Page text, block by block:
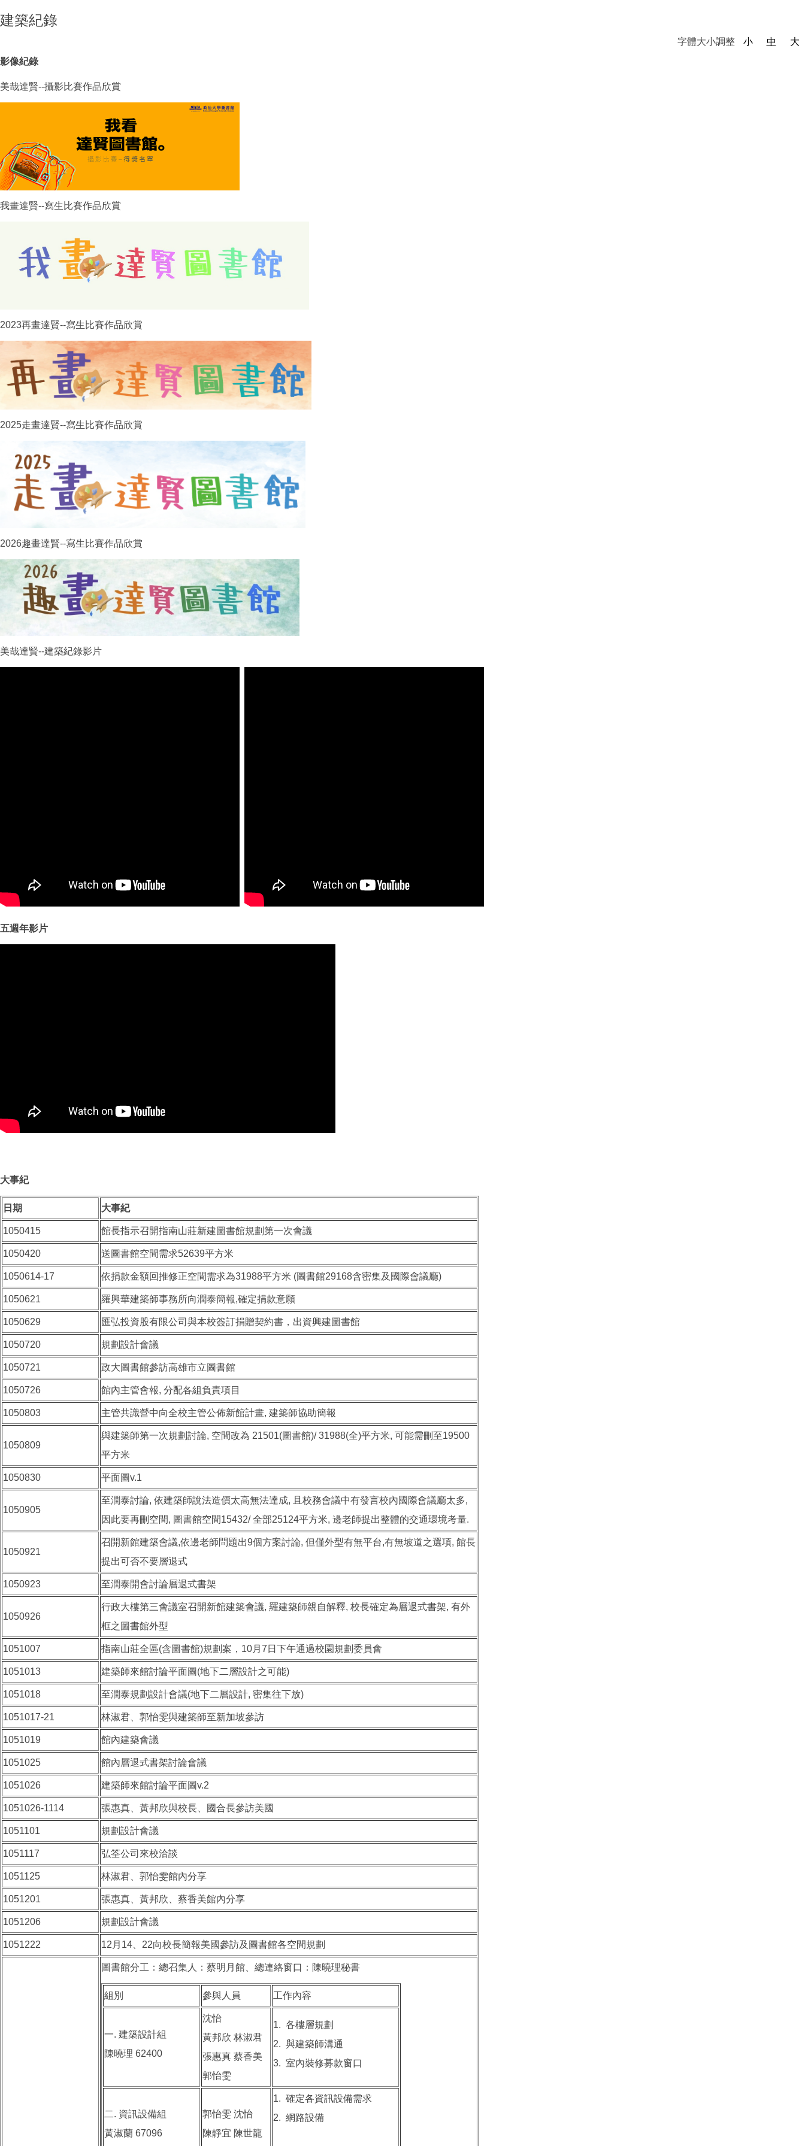
建築紀錄
字體大小調整 小 中
大
影像紀錄
美哉達賢--攝影比賽作品欣賞
我畫達賢--寫生比賽作品欣賞
2023再畫達賢--寫生比賽作品欣賞
2025走畫達賢--寫生比賽作品欣賞
2026趣畫達賢--寫生比賽作品欣賞
美哉達賢--建築紀錄影片
五週年影片
大事紀
日期 大事紀
1050415 館長指示召開指南山莊新建圖書館規劃第一次會議
1050420 送圖書館空間需求52639平方米
1050614-17 依捐款金額回推修正空間需求為31988平方米 (圖書館29168含密集及國際會議廳)
1050621 羅興華建築師事務所向潤泰簡報,確定捐款意願
1050629 匯弘投資股有限公司與本校簽訂捐贈契約書，出資興建圖書館
1050720 規劃設計會議
1050721 政大圖書館參訪高雄市立圖書館
1050726 館內主管會報, 分配各組負責項目
1050803 主管共識營中向全校主管公佈新館計畫, 建築師協助簡報
1050809
與建築師第一次規劃討論, 空間改為 21501(圖書館)/ 31988(全)平方米, 可能需刪至19500
平方米
1050830 平面圖v.1
1050905
至潤泰討論, 依建築師說法造價太高無法達成, 且校務會議中有發言校內國際會議廳太多,
因此要再刪空間, 圖書館空間15432/ 全部25124平方米, 邊老師提出整體的交通環境考量.
1050921
召開新館建築會議,依邊老師問題出9個方案討論, 但僅外型有無平台,有無坡道之選項, 館長
提出可否不要層退式
1050923 至潤泰開會討論層退式書架
1050926
行政大樓第三會議室召開新館建築會議, 羅建築師親自解釋, 校長確定為層退式書架, 有外
框之圖書館外型
1051007 指南山莊全區(含圖書館)規劃案，10月7日下午通過校園規劃委員會
1051013 建築師來館討論平面圖(地下二層設計之可能)
1051018 至潤泰規劃設計會議(地下二層設計, 密集往下放)
1051017-21 林淑君、郭怡雯與建築師至新加坡參訪
1051019 館內建築會議
1051025 館內層退式書架討論會議
1051026 建築師來館討論平面圖v.2
1051026-1114 張惠真、黃邦欣與校長、國合長參訪美國
1051101 規劃設計會議
1051117 弘筌公司來校洽談
1051125 林淑君、郭怡雯館內分享
1051201 張惠真、黃邦欣、蔡香美館內分享
1051206 規劃設計會議
1051222 12月14、22向校長簡報美國參訪及圖書館各空間規劃
圖書館分工：總召集人：蔡明月館、總連絡窗口：陳曉理秘書
組別 參與人員 工作內容
一. 建築設計組
陳曉理 62400
沈怡
黃邦欣 林淑君
張惠真 蔡香美
郭怡雯
1. 各樓層規劃
2. 與建築師溝通
3. 室內裝修募款窗口
二. 資訊設備組
黃淑蘭 67096
郭怡雯 沈怡
陳靜宜 陳世龍
1. 確定各資訊設備需求
2. 網路設備